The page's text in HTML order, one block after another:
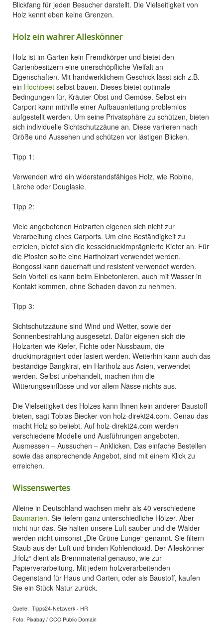
Blickfang für jeden Besucher darstellt. Die Vielseitigkeit von
Holz kennt eben keine Grenzen.
Holz ein wahrer Alleskönner
Holz ist im Garten kein Fremdkörper und bietet den
Gartenbesitzern eine unerschöpfliche Vielfalt an
Eigenschaften. Mit handwerklichem Geschick lässt sich z.B.
ein Hochbeet selbst bauen. Dieses bietet optimale
Bedingungen für, Kräuter Obst und Gemüse. Selbst ein
Carport kann mithilfe einer Aufbauanleitung problemlos
aufgestellt werden. Um seine Privatsphäre zu schützen, bieten
sich individuelle Sichtschutzzäune an. Diese variieren nach
Größe und Aussehen und schützen vor lästigen Blicken.
Tipp 1:
Verwenden wird ein widerstandsfähiges Holz, wie Robine,
Lärche oder Douglasie.
Tipp 2:
Viele angebotenen Holzarten eigenen sich nicht zur
Verarbeitung eines Carports. Um eine Beständigkeit zu
erzielen, bietet sich die kesseldruckimprägnierte Kiefer an. Für
die Pfosten sollte eine Hartholzart verwendet werden.
Bongossi kann dauerhaft und resistent verwendet werden.
Sein Vorteil es kann beim Einbetonieren, auch mit Wasser in
Kontakt kommen, ohne Schaden davon zu nehmen.
Tipp 3:
Sichtschutzzäune sind Wind und Wetter, sowie der
Sonnenbestrahlung ausgesetzt. Dafür eigenen sich die
Holzarten wie Kiefer, Fichte oder Nussbaum, die
druckimprägniert oder lasiert werden. Weiterhin kann auch das
beständige Bangkirai, ein Hartholz aus Asien, verwendet
werden. Selbst unbehandelt, machen ihm die
Witterungseinflüsse und vor allem Nässe nichts aus.
Die Vielseitigkeit des Holzes kann Ihnen kein anderer Baustoff
bieten, sagt Tobias Biecker von holz-direkt24.com. Genau das
macht Holz so beliebt. Auf holz-direkt24.com werden
verschiedene Modelle und Ausführungen angeboten.
Ausmessen – Aussuchen – Anklicken. Das einfache Bestellen
sowie das ansprechende Angebot, sind mit einem Klick zu
erreichen.
Wissenswertes
Alleine in Deutschland wachsen mehr als 40 verschiedene
Baumarten. Sie liefern ganz unterschiedliche Hölzer. Aber
nicht nur das. Sie halten unsere Luft sauber und die Wälder
werden nicht umsonst „Die Grüne Lunge“ genannt. Sie filtern
Staub aus der Luft und binden Kohlendioxid. Der Alleskönner
„Holz“ dient als Brennmaterial genauso, wie zur
Papierverarbeitung. Mit jedem holzverarbeitenden
Gegenstand für Haus und Garten, oder als Baustoff, kaufen
Sie ein Stück Natur zurück.
Quelle: Tipps24-Netzwerk - HR
Foto: Pixabay / CCO Public Domain